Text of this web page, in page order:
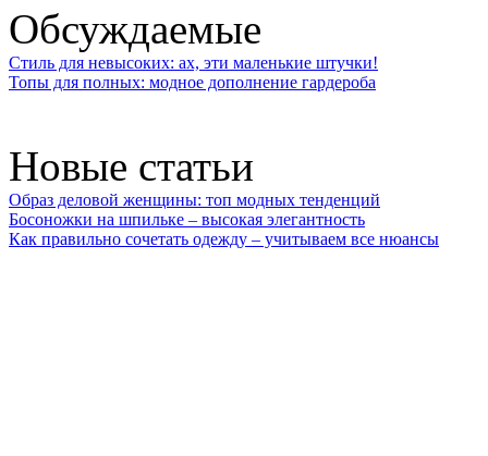
Обсуждаемые
Стиль для невысоких: ах, эти маленькие штучки!
Топы для полных: модное дополнение гардероба
Новые статьи
Образ деловой женщины: топ модных тенденций
Босоножки на шпильке – высокая элегантность
Как правильно сочетать одежду – учитываем все нюансы